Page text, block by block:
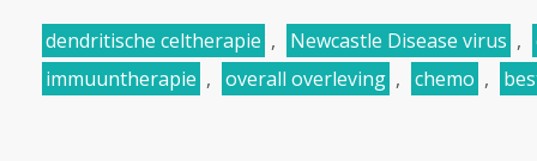
dendritische celtherapie , Newcastle Disease virus ,
immuuntherapie , overall overleving , chemo ,